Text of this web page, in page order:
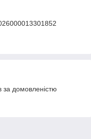
за домовленістю